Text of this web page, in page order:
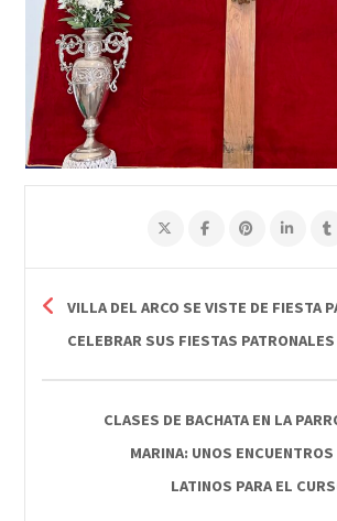
VILLA DEL ARCO SE VISTE DE FIESTA
CELEBRAR SUS FIESTAS
CLASES DE BACHATA EN LA
MARINA: UNOS
LATINOS PARA EL